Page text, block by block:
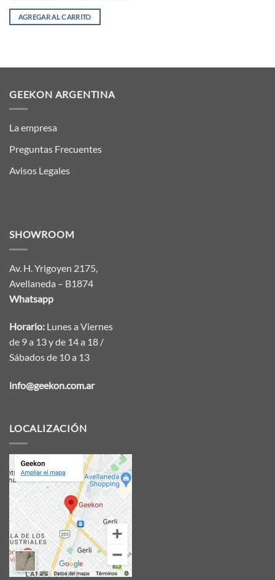
AGREGAR AL CARRITO
GEEKON ARGENTINA
La empresa
Preguntas Frecuentes
Avisos Legales
SHOWROOM
Av. H. Yrigoyen 2175,
Avellaneda – B1874
Whatsapp
Horario: Lunes a Viernes
de 9 a 13 y de 14 a 18 /
Sábados de 10 a 13
info@geekon.com.ar
LOCALIZACIÓN